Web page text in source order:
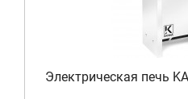
Электрическая печь